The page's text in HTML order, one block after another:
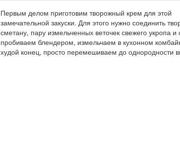
Первым делом приготовим творожный крем для этой
замечательной закуски. Для этого нужно соединить
сметану, пару измельченных веточек свежего укропа и
пробиваем блендером, измельчаем в кухонном
худой конец, просто перемешиваем до однородности